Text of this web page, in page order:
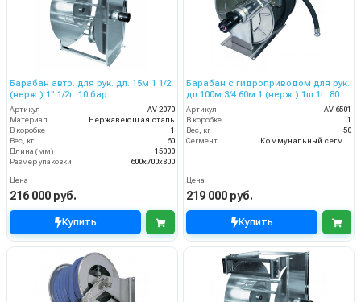
Барабан авто. для рук. дл. 15м 1 1/2
(нерж.) 1” 1/2г. 10 бар
Артикул
AV 2070
Материал
Нержавеющая сталь
В коробке
1
Вес, кг
60
Длина (мм)
15000
Размер упаковки
600x700x800
Цена
216 000 руб.
Купить
Барабан с гидроприводом для рук.
дл.100м 3/4 60м 1 (нерж.) 1ш.1г. 80
бар
Артикул
AV 6501
В коробке
1
Вес, кг
50
Сегмент
Коммунальный сегмент
Цена
219 000 руб.
Купить